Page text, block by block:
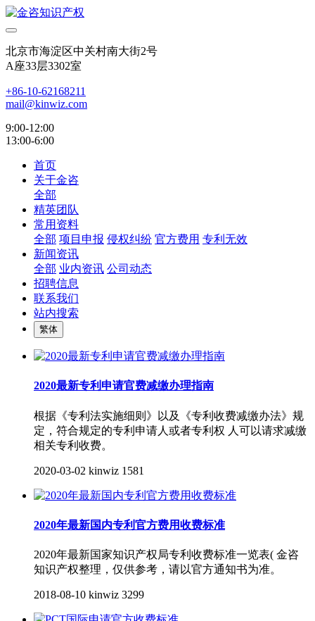
北京市海淀区中关村南大街2号
A座33层3302室
+86-10-62168211
mail@kinwiz.com
9:00-12:00
13:00-6:00
首页
关于金咨
全部
精英团队
常用资料
全部 项目申报 侵权纠纷 官方费用 专利无效
新闻资讯
全部 业内资讯 公司动态
招聘信息
联系我们
站内搜索
繁体
2020最新专利申请官费减缴办理指南
根据《专利法实施细则》以及《专利收费减缴办法》规
定，符合规定的专利申请人或者专利权 人可以请求减缴
相关专利收费。
2020-03-02 kinwiz 1581
2020年最新国内专利官方费用收费标准
2020年最新国家知识产权局专利收费标准一览表( 金咨
知识产权整理，仅供参考，请以官方通知书为准。
2018-08-10 kinwiz 3299